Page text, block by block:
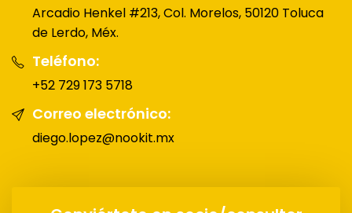
Arcadio Henkel #213, Col. Morelos, 50120 Toluca
de Lerdo, Méx.
Teléfono:
+52 729 173 5718
Correo electrónico:
diego.lopez@nookit.mx